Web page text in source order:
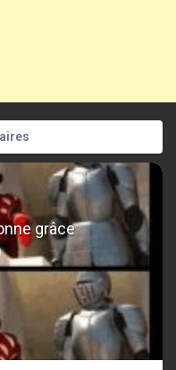
grâce